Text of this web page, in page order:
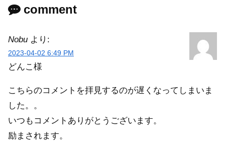
comment
Nobu より:
2023-04-02 6:49 PM
どんこ様
こちらのコメントを拝見するのが遅くなってしまいま
した。。
いつもコメントありがとうございます。
励まされます。